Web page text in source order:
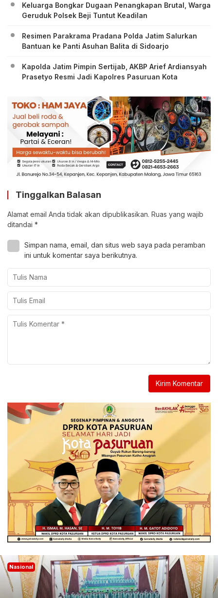
Keluarga Bongkar Dugaan Penangkapan Brutal, Warga
Geruduk Polsek Beji Tuntut Keadilan
Resimen Parakrama Pradana Polda Jatim Salurkan
Bantuan ke Panti Asuhan Balita di Sidoarjo
Kapolda Jatim Pimpin Sertijab, AKBP Arief Ardiansyah
Prasetyo Resmi Jadi Kapolres Pasuruan Kota
Tinggalkan Balasan
Alamat email Anda tidak akan dipublikasikan. Ruas yang wajib
ditandai *
Simpan nama, email, dan situs web saya pada peramban
ini untuk komentar saya berikutnya.
Nasional